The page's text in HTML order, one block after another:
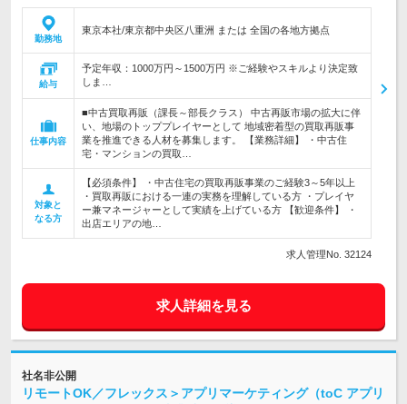
勤務地
東京本社/東京都中央区八重洲 または 全国の各地方拠点
給与
予定年収：1000万円～1500万円 ※ご経験やスキルより決定致
しま…
仕事内容
■中古買取再販（課長～部長クラス） 中古再販市場の拡大に伴
い、地場のトッププレイヤーとして 地域密着型の買取再販事
業を推進できる人材を募集します。 【業務詳細】 ・中古住
宅・マンションの買取…
対象と
なる方
【必須条件】 ・中古住宅の買取再販事業のご経験3～5年以上
・買取再販における一連の実務を理解している方 ・プレイヤ
ー兼マネージャーとして実績を上げている方 【歓迎条件】 ・
出店エリアの地…
求人管理No. 32124
求人詳細を見る
社名非公開
リモートOK／フレックス＞アプリマーケティング（toC アプリ